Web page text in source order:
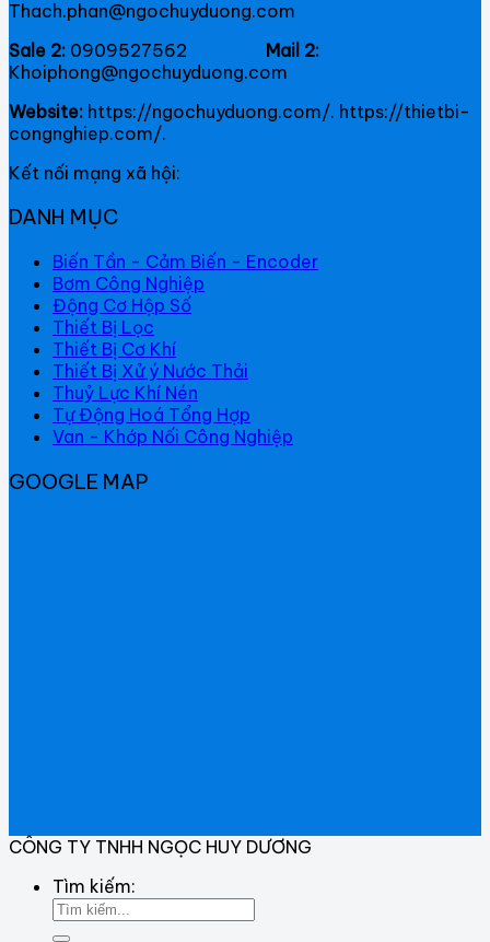
Thach.phan@ngochuyduong.com
Sale 2: 0909527562 Mail 2:
Khoiphong@ngochuyduong.com
Website: https://ngochuyduong.com/. https://thietbi-
congnghiep.com/.
Kết nối mạng xã hội:
DANH MỤC
Biến Tần - Cảm Biến - Encoder
Bơm Công Nghiệp
Động Cơ Hộp Số
Thiết Bị Lọc
Thiết Bị Cơ Khí
Thiết Bị Xử ý Nước Thải
Thuỷ Lực Khí Nén
Tự Động Hoá Tổng Hợp
Van - Khớp Nối Công Nghiệp
GOOGLE MAP
CÔNG TY TNHH NGỌC HUY DƯƠNG
Tìm kiếm: